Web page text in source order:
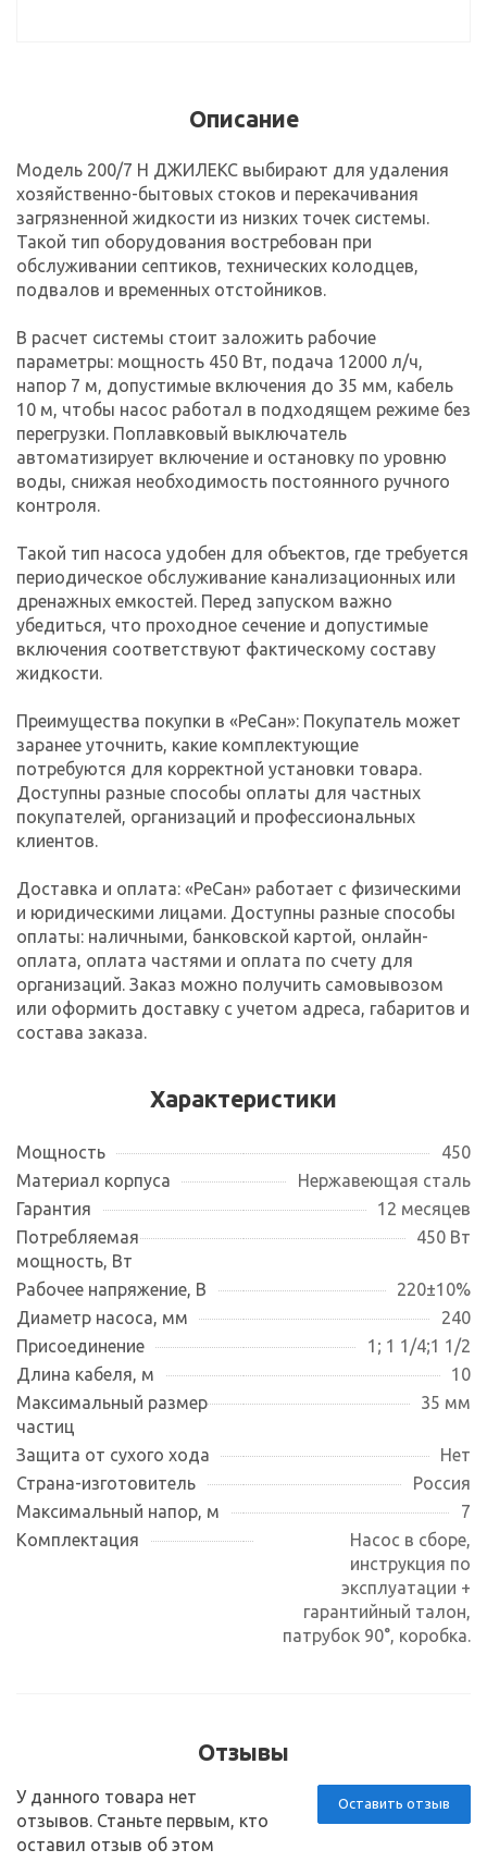
Описание
Модель 200/7 Н ДЖИЛЕКС выбирают для удаления
хозяйственно-бытовых стоков и перекачивания
загрязненной жидкости из низких точек системы.
Такой тип оборудования востребован при
обслуживании септиков, технических колодцев,
подвалов и временных отстойников.
В расчет системы стоит заложить рабочие
параметры: мощность 450 Вт, подача 12000 л/ч,
напор 7 м, допустимые включения до 35 мм, кабель
10 м, чтобы насос работал в подходящем режиме без
перегрузки. Поплавковый выключатель
автоматизирует включение и остановку по уровню
воды, снижая необходимость постоянного ручного
контроля.
Такой тип насоса удобен для объектов, где требуется
периодическое обслуживание канализационных или
дренажных емкостей. Перед запуском важно
убедиться, что проходное сечение и допустимые
включения соответствуют фактическому составу
жидкости.
Преимущества покупки в «РеСан»: Покупатель может
заранее уточнить, какие комплектующие
потребуются для корректной установки товара.
Доступны разные способы оплаты для частных
покупателей, организаций и профессиональных
клиентов.
Доставка и оплата: «РеСан» работает с физическими
и юридическими лицами. Доступны разные способы
оплаты: наличными, банковской картой, онлайн-
оплата, оплата частями и оплата по счету для
организаций. Заказ можно получить самовывозом
или оформить доставку с учетом адреса, габаритов и
состава заказа.
Характеристики
Мощность
450
Материал корпуса
Нержавеющая сталь
Гарантия
12 месяцев
Потребляемая
мощность, Вт
450 Вт
Рабочее напряжение, В
220±10%
Диаметр насоса, мм
240
Присоединение
1; 1 1/4;1 1/2
Длина кабеля, м
10
Максимальный размер
частиц
35 мм
Защита от сухого хода
Нет
Страна-изготовитель
Россия
Максимальный напор, м
7
Комплектация
Насос в сборе,
инструкция по
эксплуатации +
гарантийный талон,
патрубок 90°, коробка.
Отзывы
Оставить отзыв
У данного товара нет
отзывов. Станьте первым, кто
оставил отзыв об этом